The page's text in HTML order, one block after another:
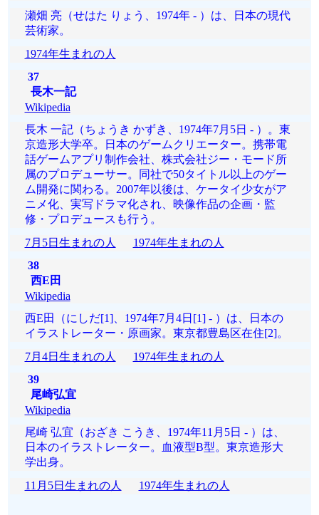
瀬畑 亮（せはた りょう、1974年 - ）は、日本の現代
芸術家。
1974年生まれの人
37
長木一記
Wikipedia
長木 一記（ちょうき かずき、1974年7月5日 - ）。東
京造形大学卒。日本のゲームクリエーター。携帯電
話ゲームアプリ制作会社、株式会社ジー・モード所
属のプロデューサー。同社で50タイトル以上のゲー
ム開発に関わる。2007年以後は、ケータイ少女がア
ニメ化、実写ドラマ化され、映像作品の企画・監
修・プロデュースも行う。
7月5日生まれの人
1974年生まれの人
38
西E田
Wikipedia
西E田（にしだ[1]、1974年7月4日[1] - ）は、日本の
イラストレーター・原画家。東京都豊島区在住[2]。
7月4日生まれの人
1974年生まれの人
39
尾崎弘宜
Wikipedia
尾崎 弘宜（おざき こうき、1974年11月5日 - ）は、
日本のイラストレーター。血液型B型。東京造形大
学出身。
11月5日生まれの人
1974年生まれの人